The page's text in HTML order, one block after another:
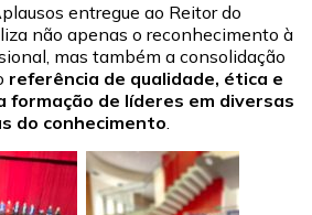
entregue ao Reitor do
não apenas o reconhecimento à
mas também a consolidação
referência de qualidade, ética e
formação de líderes em diversas
do conhecimento.